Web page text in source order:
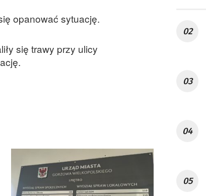
opanować sytuację.
się trawy przy ulicy